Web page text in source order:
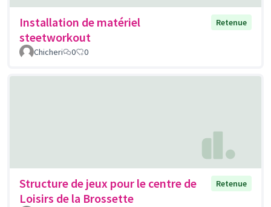
Installation de matériel
steetworkout
Retenue
Chicheri 0 0
Structure de jeux pour le centre de
Loisirs de la Brossette
Retenue